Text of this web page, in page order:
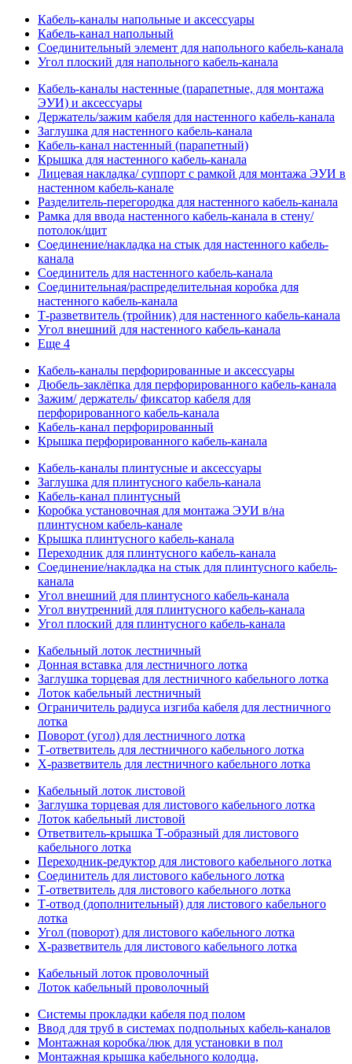
Кабель-каналы напольные и аксессуары
Кабель-канал напольный
Соединительный элемент для напольного кабель-канала
Угол плоский для напольного кабель-канала
Кабель-каналы настенные (парапетные, для монтажа
ЭУИ) и аксессуары
Держатель/зажим кабеля для настенного кабель-канала
Заглушка для настенного кабель-канала
Кабель-канал настенный (парапетный)
Крышка для настенного кабель-канала
Лицевая накладка/ суппорт с рамкой для монтажа ЭУИ в
настенном кабель-канале
Разделитель-перегородка для настенного кабель-канала
Рамка для ввода настенного кабель-канала в стену/
потолок/щит
Соединение/накладка на стык для настенного кабель-
канала
Соединитель для настенного кабель-канала
Соединительная/распределительная коробка для
настенного кабель-канала
Т-разветвитель (тройник) для настенного кабель-канала
Угол внешний для настенного кабель-канала
Еще 4
Кабель-каналы перфорированные и аксессуары
Дюбель-заклёпка для перфорированного кабель-канала
Зажим/ держатель/ фиксатор кабеля для
перфорированного кабель-канала
Кабель-канал перфорированный
Крышка перфорированного кабель-канала
Кабель-каналы плинтусные и аксессуары
Заглушка для плинтусного кабель-канала
Кабель-канал плинтусный
Коробка установочная для монтажа ЭУИ в/на
плинтусном кабель-канале
Крышка плинтусного кабель-канала
Переходник для плинтусного кабель-канала
Соединение/накладка на стык для плинтусного кабель-
канала
Угол внешний для плинтусного кабель-канала
Угол внутренний для плинтусного кабель-канала
Угол плоский для плинтусного кабель-канала
Кабельный лоток лестничный
Донная вставка для лестничного лотка
Заглушка торцевая для лестничного кабельного лотка
Лоток кабельный лестничный
Ограничитель радиуса изгиба кабеля для лестничного
лотка
Поворот (угол) для лестничного лотка
Т-ответвитель для лестничного кабельного лотка
Х-разветвитель для лестничного кабельного лотка
Кабельный лоток листовой
Заглушка торцевая для листового кабельного лотка
Лоток кабельный листовой
Ответвитель-крышка Т-образный для листового
кабельного лотка
Переходник-редуктор для листового кабельного лотка
Соединитель для листового кабельного лотка
Т-ответвитель для листового кабельного лотка
Т-отвод (дополнительный) для листового кабельного
лотка
Угол (поворот) для листового кабельного лотка
Х-разветвитель для листового кабельного лотка
Кабельный лоток проволочный
Лоток кабельный проволочный
Системы прокладки кабеля под полом
Ввод для труб в системах подпольных кабель-каналов
Монтажная коробка/люк для установки в пол
Монтажная крышка кабельного колодца,